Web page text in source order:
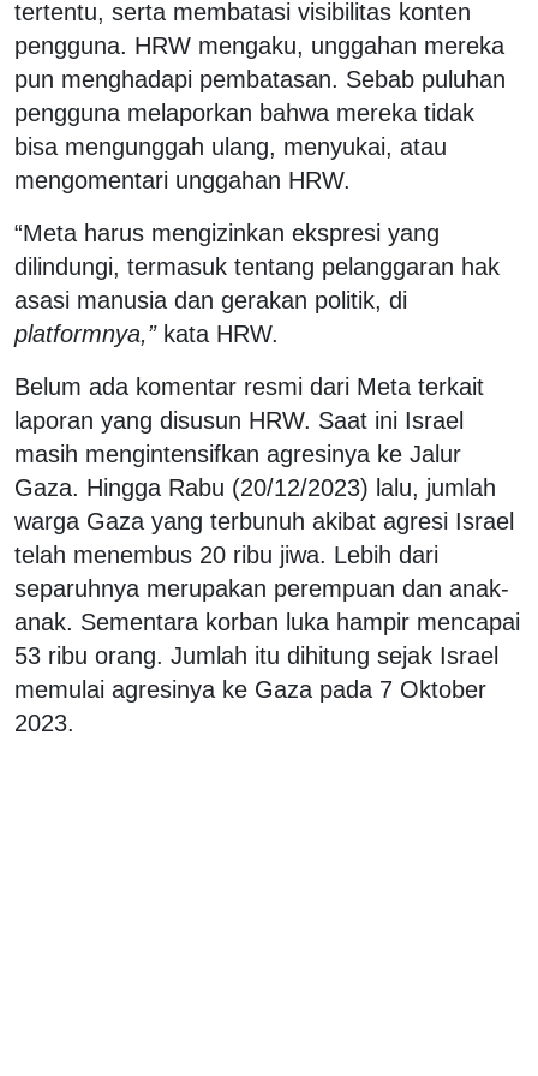
tertentu, serta membatasi visibilitas konten
pengguna. HRW mengaku, unggahan mereka
pun menghadapi pembatasan. Sebab puluhan
pengguna melaporkan bahwa mereka tidak
bisa mengunggah ulang, menyukai, atau
mengomentari unggahan HRW.
“Meta harus mengizinkan ekspresi yang
dilindungi, termasuk tentang pelanggaran hak
asasi manusia dan gerakan politik, di
platformnya,”kata HRW.
Belum ada komentar resmi dari Meta terkait
laporan yang disusun HRW. Saat ini Israel
masih mengintensifkan agresinya ke Jalur
Gaza. Hingga Rabu (20/12/2023) lalu, jumlah
warga Gaza yang terbunuh akibat agresi Israel
telah menembus 20 ribu jiwa. Lebih dari
separuhnya merupakan perempuan dan anak-
anak. Sementara korban luka hampir mencapai
53 ribu orang. Jumlah itu dihitung sejak Israel
memulai agresinya ke Gaza pada 7 Oktober
2023.